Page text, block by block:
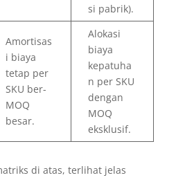
si pabrik).
Amortisas
i biaya
tetap per
SKU ber-
MOQ
besar.
Alokasi
biaya
kepatuha
n per SKU
dengan
MOQ
eksklusif.
di atas, terlihat jelas